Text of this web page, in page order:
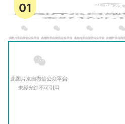
01 探索创新合作路径